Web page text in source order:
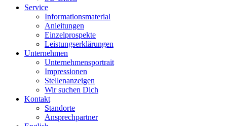
Service
Informationsmaterial
Anleitungen
Einzelprospekte
Leistungserklärungen
Unternehmen
Unternehmensportrait
Impressionen
Stellenanzeigen
Wir suchen Dich
Kontakt
Standorte
Ansprechpartner